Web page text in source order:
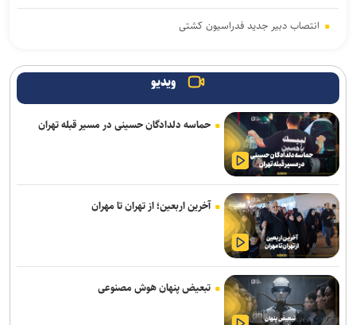
انتصاب دبیر جدید فدراسیون کشتی
تکمیل تیم به ۲، ۳ بازیکن دیگر نیاز داریم
مس شهربابک حفظ شد
بازار سرد ستاره‌های ایران؛ طارمی، جهانبخش و رضاییان بدون پیشنهاد
بزرگ
دنیامالی به دعوت رسمی وزیر ورزش آذربایجان به باکو سفر می‌کند
جدایی قطعی رضاییان از استقلال + عکس
آراسته و کومار به نساجی پیوستند
ابهامات یک بیانیه؛ از پاسخ مبهم فیفا در مورد اندونگ تا استعلامِ آسانی
ویدیو
حماسه دلدادگان حسینی در مسیر قبله تهران
آخرین اربعین؛ از تهران تا مهران
تبعیض پنهان هوش مصنوعی